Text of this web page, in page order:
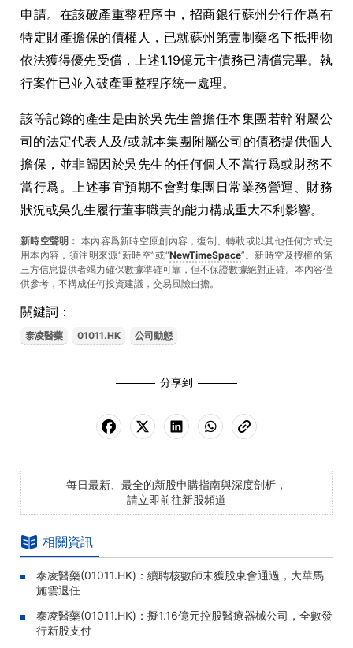
申請。在該破產重整程序中，招商銀行蘇州分行作爲有
特定財產擔保的債權人，已就蘇州第壹制藥名下抵押物
依法獲得優先受償，上述1.19億元主債務已清償完畢。執
行案件已並入破產重整程序統一處理。
該等記錄的產生是由於吳先生曾擔任本集團若幹附屬公
司的法定代表人及/或就本集團附屬公司的債務提供個人
擔保，並非歸因於吳先生的任何個人不當行爲或財務不
當行爲。上述事宜預期不會對集團日常業務營運、財務
狀況或吳先生履行董事職責的能力構成重大不利影響。
新時空聲明： 本內容爲新時空原創內容，復制、轉載或以其他任何方式使
用本內容，須注明來源“新時空”或“NewTimeSpace”。新時空及授權的第
三方信息提供者竭力確保數據準確可靠，但不保證數據絕對正確。本內容僅
供參考，不構成任何投資建議，交易風險自擔。
關鍵詞：
泰凌醫藥 01011.HK 公司動態
分享到
每日最新、最全的新股申購指南與深度剖析，
請立即前往新股頻道
相關資訊
泰凌醫藥(01011.HK)：續聘核數師未獲股東會通過，大華馬
施雲退任
泰凌醫藥(01011.HK)：擬1.16億元控股醫療器械公司，全數發
行新股支付